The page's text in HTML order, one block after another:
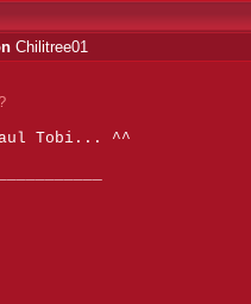
Chilitree01
Tobi... ^^